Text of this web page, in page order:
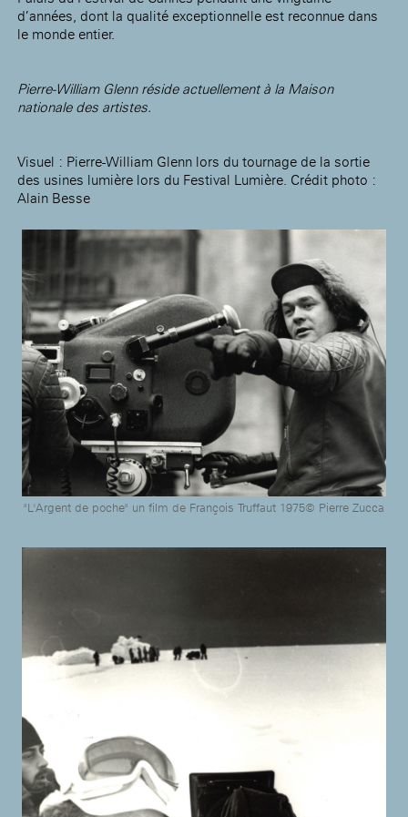
d’années, dont la qualité exceptionnelle est reconnue dans
le monde entier.
Pierre-William Glenn réside actuellement à la Maison
nationale des artistes.
Visuel : Pierre-William Glenn lors du tournage de la sortie
des usines lumière lors du Festival Lumière. Crédit photo :
Alain Besse
"L'Argent de poche" un film de François Truffaut 1975© Pierre Zucca